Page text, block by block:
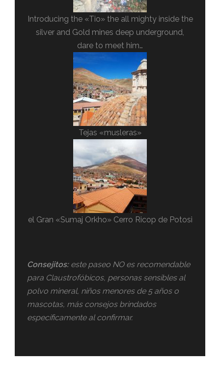
Introducing the «Tio» the all mighty inside the
silver and Gold mines deep underground,
dare to meet him…
Tejas «musleras»
el Gran «Sumaj Orkho» Cerro Ricop de Potosi
Consejitos:este paseo NO es recomendable
para Claustrofóbicos, personas sensibles al
polvo mineral, niños menores de 5 años o
mascotas, más consejos brindados
específicamente al confirmar.